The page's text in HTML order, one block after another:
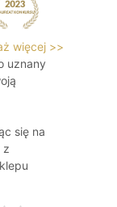
więcej >>
uznany
się na
z